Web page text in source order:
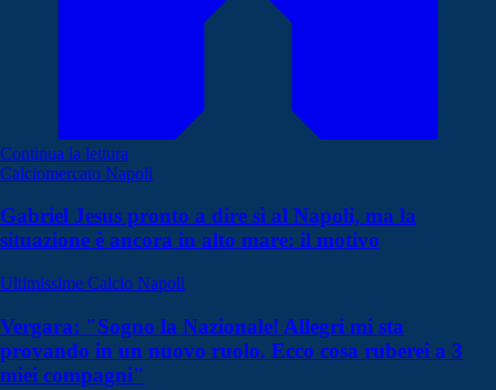
Continua la lettura
Calciomercato Napoli
Gabriel Jesus pronto a dire sì al Napoli, ma la
situazione è ancora in alto mare: il motivo
Ultimissime Calcio Napoli
Vergara: "Sogno la Nazionale! Allegri mi sta
provando in un nuovo ruolo. Ecco cosa ruberei a 3
miei compagni"